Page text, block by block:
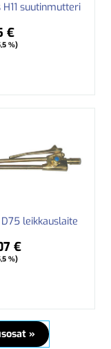
H11 suutinmutteri
€
%)
D75 leikkauslaite
€
%)
»